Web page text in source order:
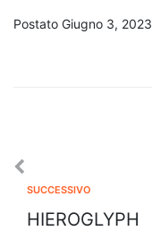
Postato Giugno 3, 2023
SUCCESSIVO
HIEROGLYPH